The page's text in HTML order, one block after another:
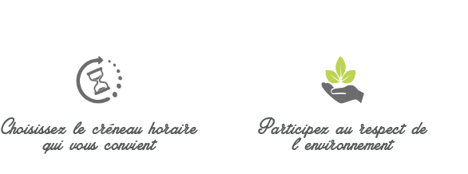
Choisissez le créneau horaire
qui vous convient
Participez au respect de
l' environnement